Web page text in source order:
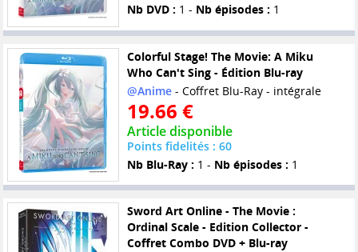
Nb DVD : 1 - Nb épisodes : 1
Colorful Stage! The Movie: A Miku
Who Can't Sing - Édition Blu-ray
@Anime- Coffret Blu-Ray - intégrale
19.66 €
Article disponible
Points fidelités : 60
Nb Blu-Ray : 1 - Nb épisodes : 1
Sword Art Online - The Movie :
Ordinal Scale - Edition Collector -
Coffret Combo DVD + Blu-ray